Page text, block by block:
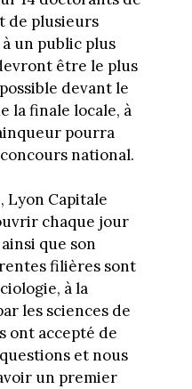
de plusieurs
un public plus
être le plus
devant le
la finale locale, à
pourra
national.
Lyon Capitale
chaque jour
que son
filières sont
à la
les sciences de
ont accepté de
et nous
un premier